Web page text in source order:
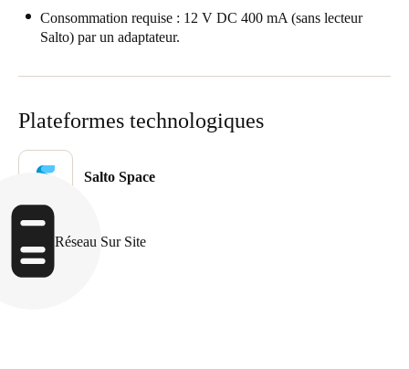
Russia
Polski
Czech Republic
Denmark
Danskere
Consommation requise : 12 V DC 400 mA (sans lecteur
Salto) par un adaptateur.
Plateformes technologiques
Salto Space
Réseau Sur Site